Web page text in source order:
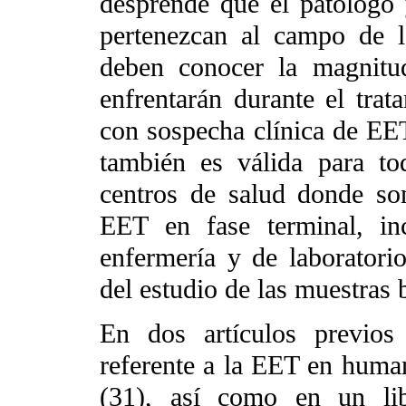
pertenezcan al campo de
deben conocer la
enfrentarán durante el
con sospecha clínica de
también es válida para
centros de salud donde
EET en fase terminal,
enfermería y de
del estudio de las muestras
En dos artículos
referente a la EET en
(31), así como en un